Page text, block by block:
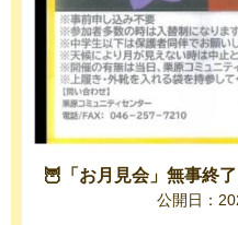
🦉「お月見会」無事終
公開日：